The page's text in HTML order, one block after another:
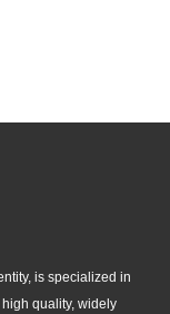
is specialized in
quality, widely